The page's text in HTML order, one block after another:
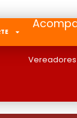
Vereadores